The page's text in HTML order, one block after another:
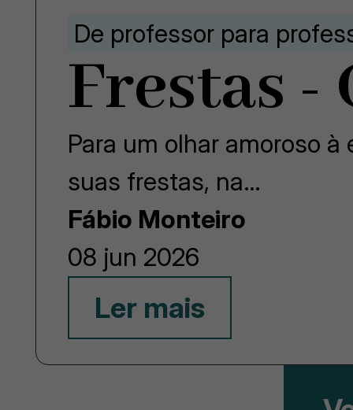
De professor para
Frestas -
Para um olhar amoroso
suas frestas, na…
Fábio Monteiro
08 jun 2026
Ler mais